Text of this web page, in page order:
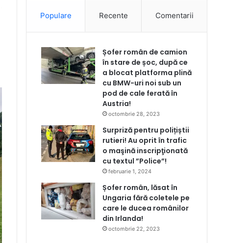
Populare Recente Comentarii
Șofer român de camion
în stare de șoc, după ce
a blocat platforma plină
cu BMW-uri noi sub un
pod de cale ferată în
Austria!
octombrie 28, 2023
Surpriză pentru polițiștii
rutieri! Au oprit în trafic
o maşină inscripţionată
cu textul ”Police”!
februarie 1, 2024
Șofer român, lăsat în
Ungaria fără coletele pe
care le ducea românilor
din Irlanda!
octombrie 22, 2023